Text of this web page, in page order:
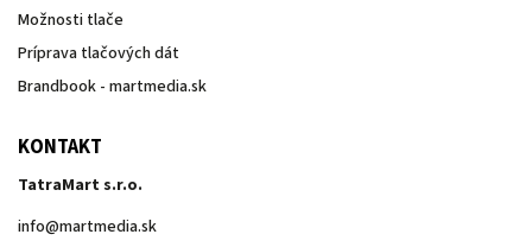
Možnosti tlače
Príprava tlačových dát
Brandbook - martmedia.sk
KONTAKT
TatraMart s.r.o.
info@martmedia.sk